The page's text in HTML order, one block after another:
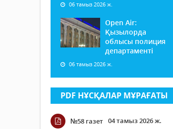
06 тамыз 2026 ж.
Open Air:
Қызылорда
облысы полиция
департаменті
06 тамыз 2026 ж.
PDF НҰСҚАЛАР МҰРАҒАТЫ
№58 газет 04 тамыз 2026 ж.